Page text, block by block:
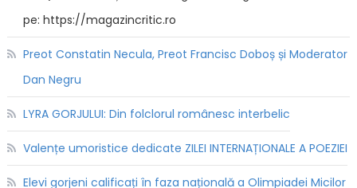
pe: https://magazincritic.ro
Preot Constatin Necula, Preot Francisc Doboș și Moderator
Dan Negru
LYRA GORJULUI: Din folclorul românesc interbelic
Valențe umoristice dedicate ZILEI INTERNAȚIONALE A POEZIEI
Elevi gorjeni calificați în faza națională a Olimpiadei Micilor